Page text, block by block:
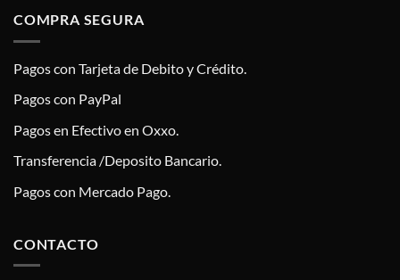
COMPRA SEGURA
Pagos con Tarjeta de Debito y Crédito.
Pagos con PayPal
Pagos en Efectivo en Oxxo.
Transferencia /Deposito Bancario.
Pagos con Mercado Pago.
CONTACTO